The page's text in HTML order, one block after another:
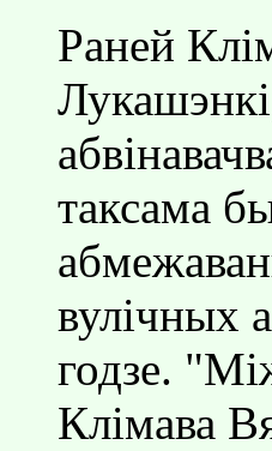
Раней
таксама
вулiчных
годзе.
Клiмава